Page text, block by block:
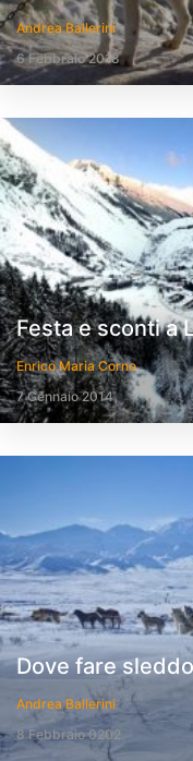
Andrea Ballerini
6 Febbraio 2018
Festa e sconti a
Enrico Maria Corno
7 Gennaio 2014
Dove fare
Andrea Ballerini
8 Febbraio 0202